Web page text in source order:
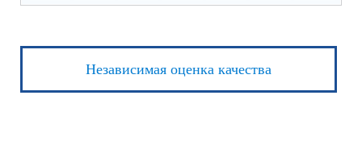
Независимая оценка качества